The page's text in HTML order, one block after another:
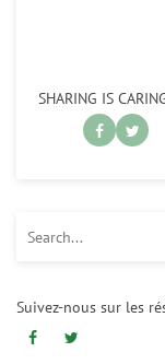
SHARING IS
Suivez-nous sur les